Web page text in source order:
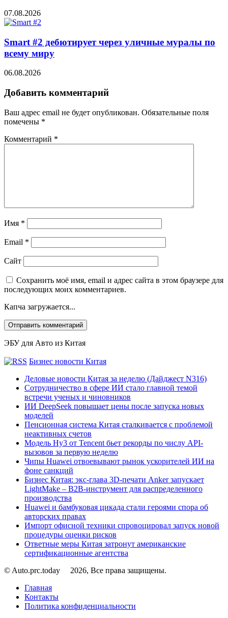
07.08.2026
Smart #2 дебютирует через уличные муралы по
всему миру
06.08.2026
Добавить комментарий
Ваш адрес email не будет опубликован. Обязательные поля
помечены *
Комментарий *
Имя *
Email *
Сайт
Сохранить моё имя, email и адрес сайта в этом браузере для
последующих моих комментариев.
Капча загружается...
ЭБУ для Авто из Китая
Бизнес новости Китая
Деловые новости Китая за неделю (Дайджест N316)
Сотрудничество в сфере ИИ стало главной темой
встречи ученых и чиновников
ИИ DeepSeek повышает цены после запуска новых
моделей
Пенсионная система Китая сталкивается с проблемой
неактивных счетов
Модель Hy3 от Tencent бьет рекорды по числу API-
вызовов за первую неделю
Чипы Huawei отвоевывают рынок ускорителей ИИ на
фоне санкций
Бизнес Китая: экс-глава 3D-печати Anker запускает
LightMake – B2B-инструмент для распределенного
производства
Huawei и бамбуковая цикада стали героями спора об
авторских правах
Импорт офисной техники спровоцировал запуск новой
процедуры оценки рисков
Ответные меры Китая затронут американские
сертификационные агентства
© Auto.prc.today
2026, Все права защищены.
Главная
Контакты
Политика конфиденциальности